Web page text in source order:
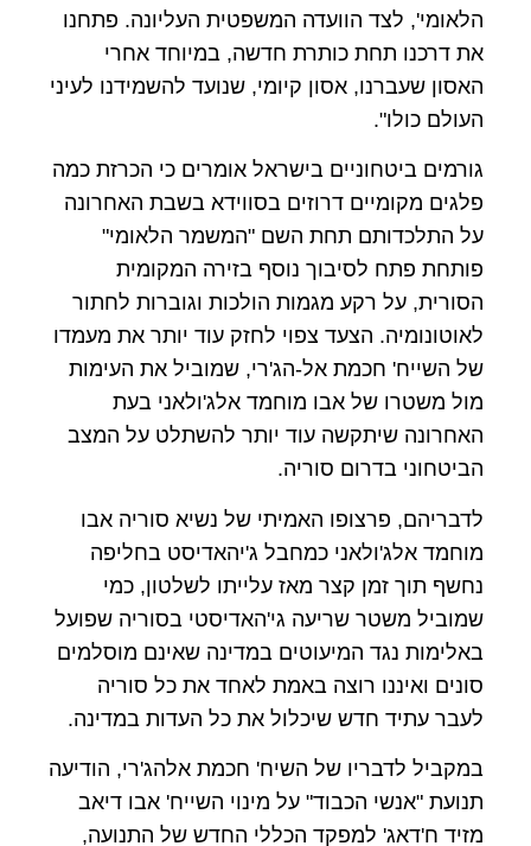
הלאומי', לצד הוועדה המשפטית העליונה. פתחנו
את דרכנו תחת כותרת חדשה, במיוחד אחרי
האסון שעברנו, אסון קיומי, שנועד להשמידנו לעיני
העולם כולו".
גורמים ביטחוניים בישראל אומרים כי הכרזת כמה
פלגים מקומיים דרוזים בסווידא בשבת האחרונה
על התלכדותם תחת השם "המשמר הלאומי"
פותחת פתח לסיבוך נוסף בזירה המקומית
הסורית, על רקע מגמות הולכות וגוברות לחתור
לאוטונומיה. הצעד צפוי לחזק עוד יותר את מעמדו
של השייח' חכמת אל-הג'רי, שמוביל את העימות
מול משטרו של אבו מוחמד אלג'ולאני בעת
האחרונה שיתקשה עוד יותר להשתלט על המצב
הביטחוני בדרום סוריה.
לדבריהם, פרצופו האמיתי של נשיא סוריה אבו
מוחמד אלג'ולאני כמחבל ג'יהאדיסט בחליפה
נחשף תוך זמן קצר מאז עלייתו לשלטון, כמי
שמוביל משטר שריעה גי'האדיסטי בסוריה שפועל
באלימות נגד המיעוטים במדינה שאינם מוסלמים
סונים ואיננו רוצה באמת לאחד את כל סוריה
לעבר עתיד חדש שיכלול את כל העדות במדינה.
במקביל לדבריו של השיח' חכמת אלהג'רי, הודיעה
תנועת "אנשי הכבוד" על מינוי השייח' אבו דיאב
מזיד ח'דאג' למפקד הכללי החדש של התנועה,